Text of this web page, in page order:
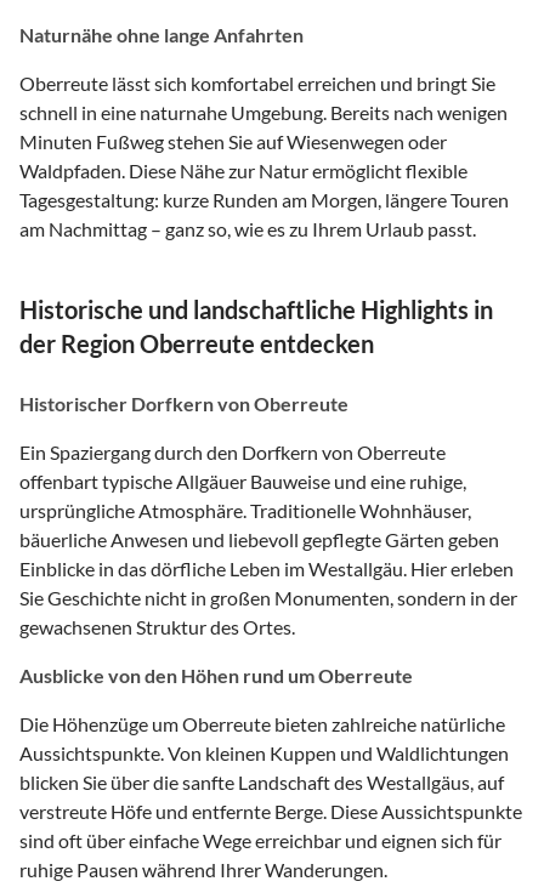
Naturnähe ohne lange Anfahrten
Oberreute lässt sich komfortabel erreichen und bringt Sie
schnell in eine naturnahe Umgebung. Bereits nach wenigen
Minuten Fußweg stehen Sie auf Wiesenwegen oder
Waldpfaden. Diese Nähe zur Natur ermöglicht flexible
Tagesgestaltung: kurze Runden am Morgen, längere Touren
am Nachmittag – ganz so, wie es zu Ihrem Urlaub passt.
Historische und landschaftliche Highlights in
der Region Oberreute entdecken
Historischer Dorfkern von Oberreute
Ein Spaziergang durch den Dorfkern von Oberreute
offenbart typische Allgäuer Bauweise und eine ruhige,
ursprüngliche Atmosphäre. Traditionelle Wohnhäuser,
bäuerliche Anwesen und liebevoll gepflegte Gärten geben
Einblicke in das dörfliche Leben im Westallgäu. Hier erleben
Sie Geschichte nicht in großen Monumenten, sondern in der
gewachsenen Struktur des Ortes.
Ausblicke von den Höhen rund um Oberreute
Die Höhenzüge um Oberreute bieten zahlreiche natürliche
Aussichtspunkte. Von kleinen Kuppen und Waldlichtungen
blicken Sie über die sanfte Landschaft des Westallgäus, auf
verstreute Höfe und entfernte Berge. Diese Aussichtspunkte
sind oft über einfache Wege erreichbar und eignen sich für
ruhige Pausen während Ihrer Wanderungen.